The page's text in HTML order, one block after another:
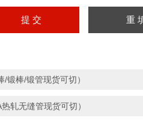
锻棒/锻管现货可切）
轧无缝管现货可切）